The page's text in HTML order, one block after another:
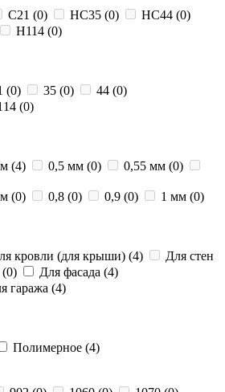
С21 (0) НС35 (0) НС44 (0)
Н114 (0)
(0) 35 (0) 44 (0)
(0)
(4) 0,5 мм (0) 0,55 мм (0)
(0) 0,8 (0) 0,9 (0) 1 мм (0)
кровли (для крыши) (4)
Для стен
(0) Для фасада (4)
гаража (4)
Полимерное (4)